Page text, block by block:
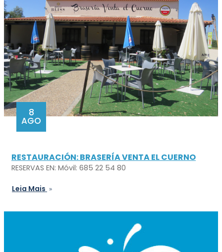
8
AGO
RESTAURACIÓN: BRASERÍA VENTA EL CUERNO
RESERVAS EN: Móvil: 685 22 54 80
Leia Mais